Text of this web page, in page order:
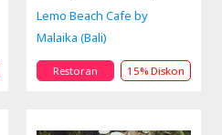
Lemo Beach Cafe by
Malaika (Bali)
Restoran 15% Diskon